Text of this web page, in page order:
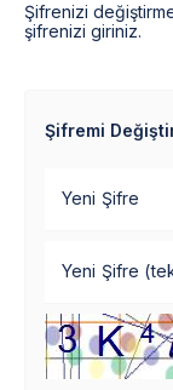
Şifrenizi
şifrenizi giriniz.
Şifremi
Yeni Şifre
Yeni Şifre